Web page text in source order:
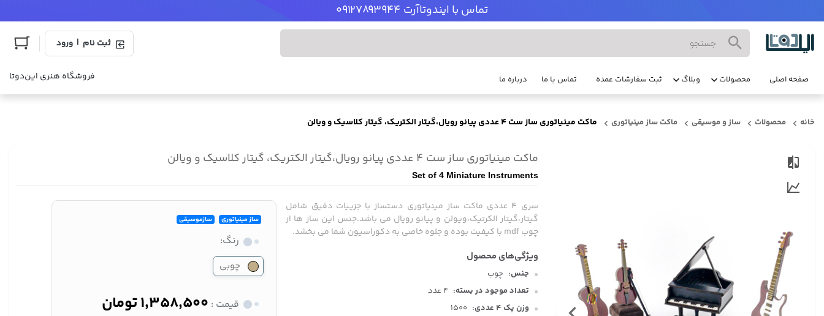
تماس با ایندوتاآرت 09127893944
ثبت نام | ورود
صفحه اصلی محصولات وبلاگ ثبت سفارشات عمده تماس با ما درباره ما فروشگاه هنری این‌دوتا
خانه محصولات ساز و موسیقی ماکت ساز مینیاتوری ماکت مینیاتوری ساز ست 4 عددی پیانو رویال،گیتار الکتریک، گیتار کلاسیک و ویالن
ماکت مینیاتوری ساز ست 4 عددی پیانو رویال،گیتار الکتریک، گیتار کلاسیک و ویالن
Set of 4 Miniature Instruments
سری 4 عددی ماکت ساز مینیاتوری دستساز با جزییات دقیق شامل
گیتار،گیتار الکرتیک،ویولن و پیانو رویال می باشد.جنس این ساز ها از
چوب mdf با کیفیت بوده و جلوه خاصی به دکوراسیون شما می بخشد.
جنس: چوب
تعداد موجود در بسته: 4 عدد
وزن پک 4 عددی:
1500
ساز مینیاتوری سازموسیقی
رنگ:
چوبی
قیمت : 1,358,500 تومان